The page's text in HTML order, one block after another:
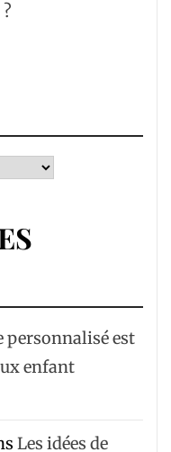
personnalisé est
enfant
Les idées de